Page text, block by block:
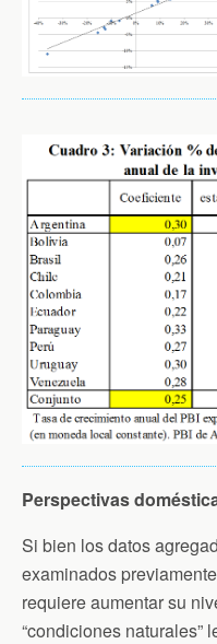
Perspectivas
Si bien los datos
examinados
requiere aumentar su
“condiciones naturales”